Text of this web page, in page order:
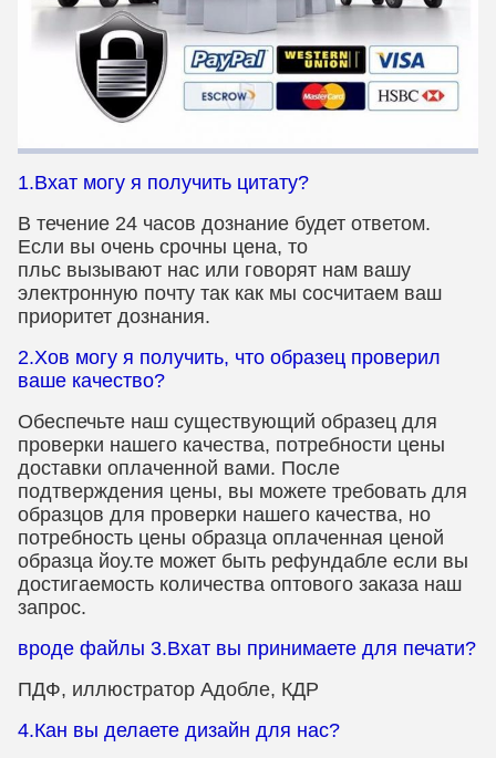
1.Вхат могу я получить цитату?
В течение 24 часов дознание будет ответом.
Если вы очень срочны цена, то
пльс вызывают нас или говорят нам вашу
электронную почту так как мы сосчитаем ваш
приоритет дознания.
2.Хов могу я получить, что образец проверил
ваше качество?
Обеспечьте наш существующий образец для
проверки нашего качества, потребности цены
доставки оплаченной вами. После
подтверждения цены, вы можете требовать для
образцов для проверки нашего качества, но
потребность цены образца оплаченная ценой
образца йоу.те может быть рефундабле если вы
достигаемость количества оптового заказа наш
запрос.
вроде файлы 3.Вхат вы принимаете для печати?
ПДФ, иллюстратор Адобле, КДР
4.Кан вы делаете дизайн для нас?